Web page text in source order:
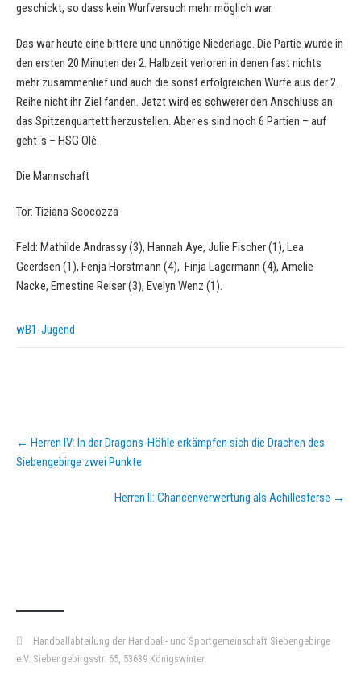
geschickt, so dass kein Wurfversuch mehr möglich war.
Das war heute eine bittere und unnötige Niederlage. Die Partie wurde in
den ersten 20 Minuten der 2. Halbzeit verloren in denen fast nichts
mehr zusammenlief und auch die sonst erfolgreichen Würfe aus der 2.
Reihe nicht ihr Ziel fanden. Jetzt wird es schwerer den Anschluss an
das Spitzenquartett herzustellen. Aber es sind noch 6 Partien – auf
geht`s – HSG Olé.
Die Mannschaft
Tor: Tiziana Scocozza
Feld: Mathilde Andrassy (3), Hannah Aye, Julie Fischer (1), Lea
Geerdsen (1), Fenja Horstmann (4), Finja Lagermann (4), Amelie
Nacke, Ernestine Reiser (3), Evelyn Wenz (1).
wB1-Jugend
Post
navigation
← Herren IV: In der Dragons-Höhle erkämpfen sich die Drachen des
Siebengebirge zwei Punkte
Herren II: Chancenverwertung als Achillesferse →
Handballabteilung der Handball- und Sportgemeinschaft Siebengebirge
e.V. Siebengebirgsstr. 65, 53639 Königswinter.